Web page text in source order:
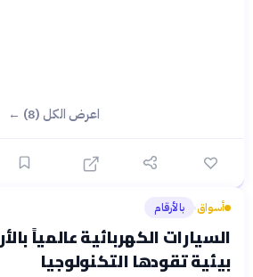
اعرض الكل (8) ←
أسواق› بالأرقام
السيارات الكهربائية عالمياً
بيئية تقودها التكنولوجيا